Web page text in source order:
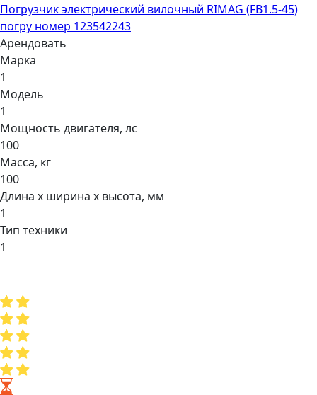
Погрузчик электрический вилочный RIMAG (FB1.5-45)
погру номер 123542243
Арендовать
Марка
1
Модель
1
Мощнocть двигaтеля, лс
100
Масса, кг
100
Длина х ширина х высота, мм
1
Тип техники
1